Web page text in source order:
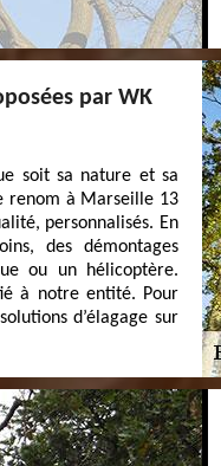
par WK
soit sa nature et sa
renom à Marseille 13
personnalisés. En
des démontages
ou un hélicoptère.
à notre entité. Pour
d’élagage sur